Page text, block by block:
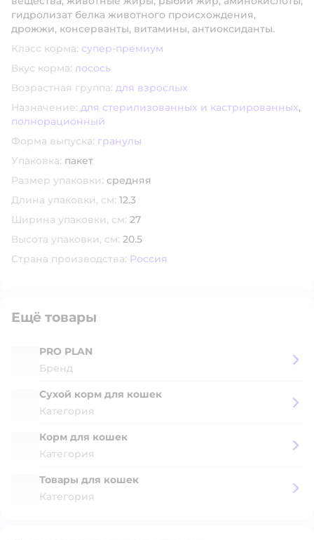
гидролизат белка животного происхождения,
дрожжи, консерванты, витамины, антиоксиданты.
Класс корма: супер-премиум
Вкус корма: лосось
Возрастная группа: для взрослых
Назначение: для стерилизованных и кастрированных,
полнорационный
Форма выпуска: гранулы
Упаковка: пакет
Размер упаковки: средняя
Длина упаковки, см: 12.3
Ширина упаковки, см: 27
Высота упаковки, см: 20.5
Страна производства: Россия
Ещё товары
PRO PLAN
Бренд
Сухой корм для кошек
Категория
Корм для кошек
Категория
Товары для кошек
Категория